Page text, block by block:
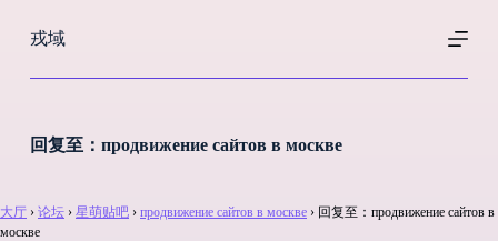
过
戎域
回复至：продвижение сайтов в москве
大厅 › 论坛 › 星萌贴吧 › продвижение сайтов в москве › 回复至：продвижение сайтов в
москве